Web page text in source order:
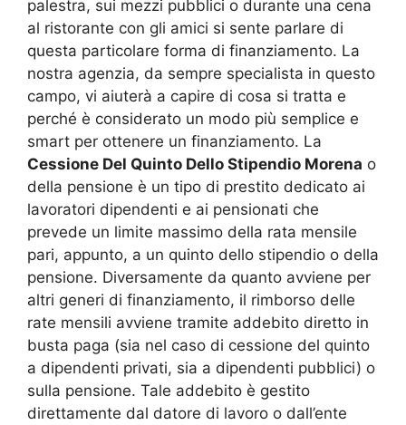
palestra, sui mezzi pubblici o durante una cena
al ristorante con gli amici si sente parlare di
questa particolare forma di finanziamento. La
nostra agenzia, da sempre specialista in questo
campo, vi aiuterà a capire di cosa si tratta e
perché è considerato un modo più semplice e
smart per ottenere un finanziamento. La
Cessione Del Quinto Dello Stipendio Morena o
della pensione è un tipo di prestito dedicato ai
lavoratori dipendenti e ai pensionati che
prevede un limite massimo della rata mensile
pari, appunto, a un quinto dello stipendio o della
pensione. Diversamente da quanto avviene per
altri generi di finanziamento, il rimborso delle
rate mensili avviene tramite addebito diretto in
busta paga (sia nel caso di cessione del quinto
a dipendenti privati, sia a dipendenti pubblici) o
sulla pensione. Tale addebito è gestito
direttamente dal datore di lavoro o dall’ente